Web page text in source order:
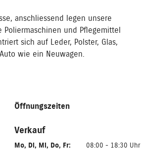
anschliessend legen unsere
Poliermaschinen und Pflegemittel
sich auf Leder, Polster, Glas,
wie ein Neuwagen.
Öffnungszeiten
Verkauf
Mo, Di, Mi, Do, Fr: 08:00 - 18:30 Uhr